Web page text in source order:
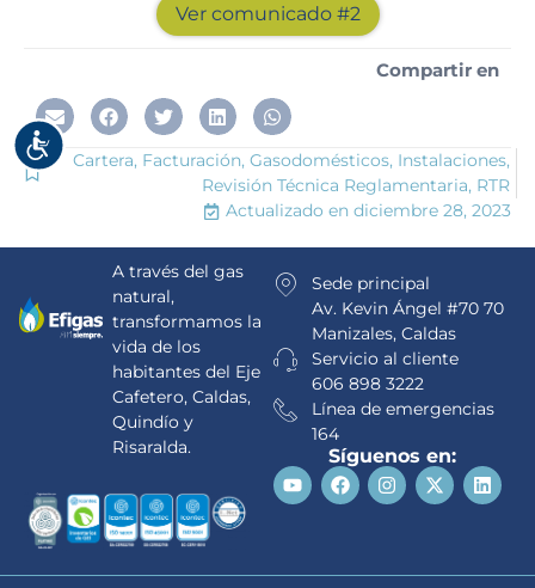
Accesibilidad
Ver comunicado #2
Compartir en
Cartera, Facturación, Gasodomésticos, Instalaciones,
Revisión Técnica Reglamentaria, RTR
Actualizado en diciembre 28, 2023
A través del gas
natural,
transformamos la
vida de los
habitantes del Eje
Cafetero, Caldas,
Quindío y
Risaralda.
Sede principal
Av. Kevin Ángel #70 70
Manizales, Caldas
Servicio al cliente
606 898 3222
Línea de emergencias
164
Síguenos en: